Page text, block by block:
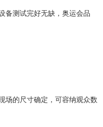
备测试完好无缺，奥运会品
场的尺寸确定，可容纳观众数